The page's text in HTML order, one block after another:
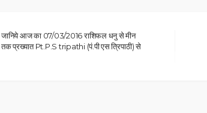
जानिये आज का 07/03/2016 राशिफल धनु से मीन
तक प्रख्यात Pt.P.S tripathi (पं.पी एस त्रिपाठी) से